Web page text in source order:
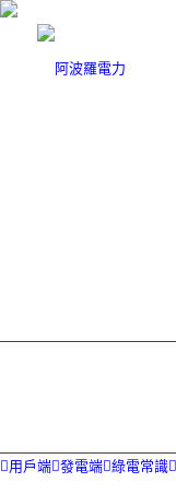
常見問題
用戶端 發電端 綠電常識